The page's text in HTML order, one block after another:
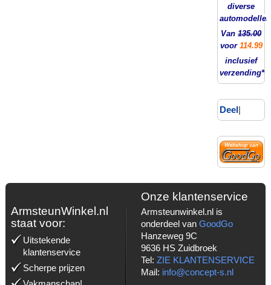
diverse
automodellen
Van135.00
voor 114.99
inclusief
verzending*
Deel|
ArmsteunWinkel.nl
staat voor:
Uitstekende
klantenservice
Scherpe prijzen
Onze klantenservice
Armsteunwinkel.nl is
onderdeel van GoodGo
Hanzeweg 9C
9636 HS Zuidbroek
Tel: ZIE KLANTENSERVICE
Mail: info@concept-s.nl